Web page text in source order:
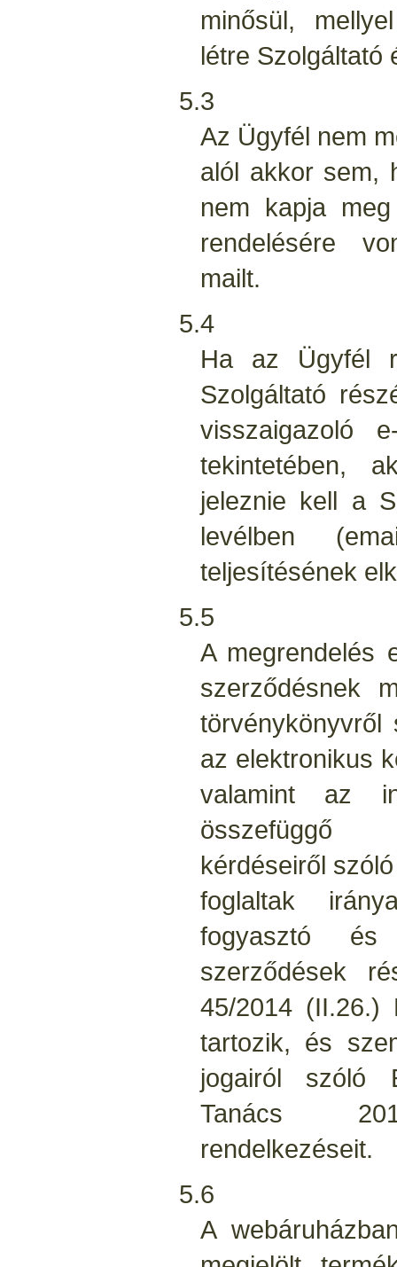
minősül,
létre Szolgáltató
5.3
Az Ügyfél nem
alól akkor sem,
nem kapja
rendelésére
mailt.
5.4
Ha az Ügyfél
Szolgáltató
visszaigazoló
tekintetében,
jeleznie kell a
levélben
teljesítésének
5.5
A megrendelés
szerződésnek
az elektronikus
valamint az
összefüggő
kérdéseiről
foglaltak
fogyasztó
szerződések
45/2014 (II.26.)
tartozik, és
jogairól szóló
Tanács
rendelkezéseit.
5.6
A